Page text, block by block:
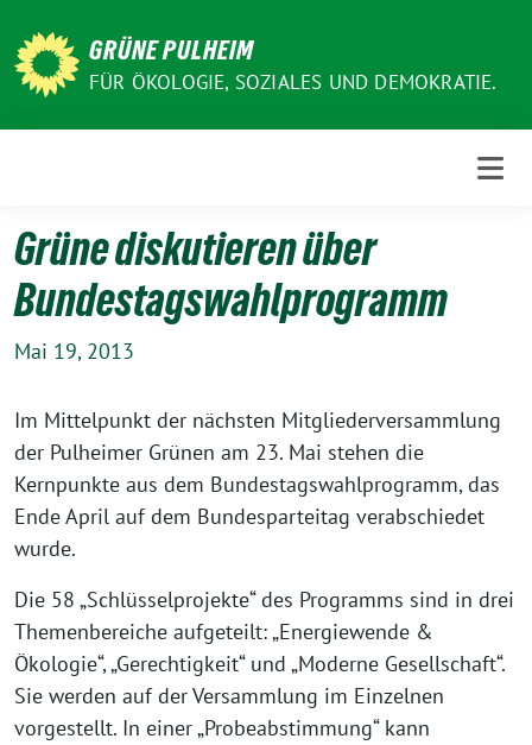
zum
Inhalt
GRÜNE PULHEIM
FÜR ÖKOLOGIE, SOZIALES UND DEMOKRATIE.
Grüne diskutieren über
Bundestagswahlprogramm
Mai 19, 2013
Im Mittelpunkt der nächsten Mitgliederversammlung
der Pulheimer Grünen am 23. Mai stehen die
Kernpunkte aus dem Bundestagswahlprogramm, das
Ende April auf dem Bundesparteitag verabschiedet
wurde.
Die 58 „Schlüsselprojekte“ des Programms sind in drei
Themenbereiche aufgeteilt: „Energiewende &
Ökologie“, „Gerechtigkeit“ und „Moderne Gesellschaft“.
Sie werden auf der Versammlung im Einzelnen
vorgestellt. In einer „Probeabstimmung“ kann